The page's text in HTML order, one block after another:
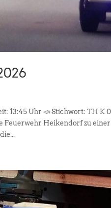
13:45 Uhr 📣 Stichwort: TH K
Heikendorf zu